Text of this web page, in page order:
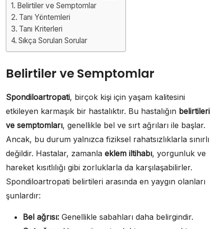
Belirtiler ve Semptomlar
Tanı Yöntemleri
Tanı Kriterleri
Sıkça Sorulan Sorular
Belirtiler ve Semptomlar
Spondiloartropati, birçok kişi için yaşam kalitesini
etkileyen karmaşık bir hastalıktır. Bu hastalığın belirtileri
ve semptomları, genellikle bel ve sırt ağrıları ile başlar.
Ancak, bu durum yalnızca fiziksel rahatsızlıklarla sınırlı
değildir. Hastalar, zamanla eklem iltihabı, yorgunluk ve
hareket kısıtlılığı gibi zorluklarla da karşılaşabilirler.
Spondiloartropati belirtileri arasında en yaygın olanları
şunlardır:
Bel ağrısı: Genellikle sabahları daha belirgindir.